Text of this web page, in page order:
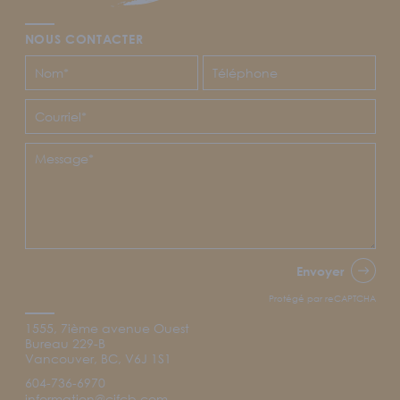
NOUS CONTACTER
Envoyer
Protégé par reCAPTCHA
1555, 7ième avenue Ouest
Bureau 229-B
Vancouver, BC, V6J 1S1
604-736-6970